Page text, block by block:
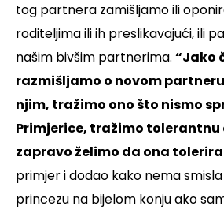
tog partnera zamišljamo ili
roditeljima ili ih preslikavajući, ili
našim bivšim partnerima. “Jako
razmišljamo o novom
njim, tražimo ono što nismo
Primjerice, tražimo tolerantnu
zapravo želimo da ona tolerira
primjer i dodao kako nema
princezu na bijelom konju ako